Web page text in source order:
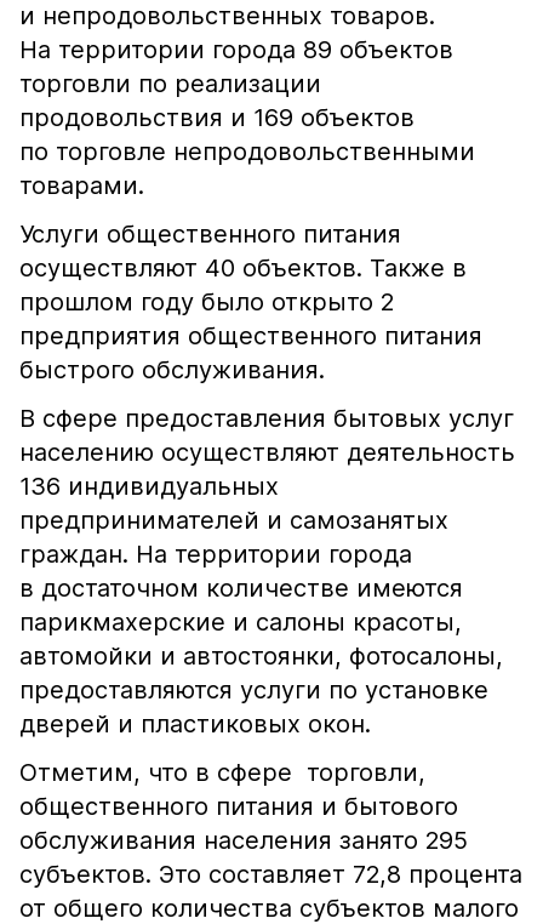
и непродовольственных товаров.
На территории города 89 объектов
торговли по реализации
продовольствия и 169 объектов
по торговле непродовольственными
товарами.
Услуги общественного питания
осуществляют 40 объектов. Также в
прошлом году было открыто 2
предприятия общественного питания
быстрого обслуживания.
В сфере предоставления бытовых услуг
населению осуществляют деятельность
136 индивидуальных
предпринимателей и самозанятых
граждан. На территории города
в достаточном количестве имеются
парикмахерские и салоны красоты,
автомойки и автостоянки, фотосалоны,
предоставляются услуги по установке
дверей и пластиковых окон.
Отметим, что в сфере торговли,
общественного питания и бытового
обслуживания населения занято 295
субъектов. Это составляет 72,8 процента
от общего количества субъектов малого